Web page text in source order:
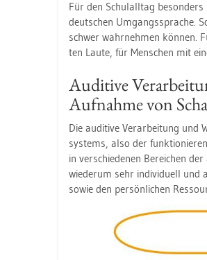
Für den Schul­all­tag
deut­schen Um­gangs­spra­che.
schwer wahr­neh­men kön­nen.
ten Laute, für Men­schen mit
Au­di­tive
Auf­nah­me von
Die au­di­tive Ver­ar­bei­tung und
sys­tems, also der
in ver­schie­de­nen Be­rei­chen
wie­der­um sehr in­di­vi­du­ell und
sowie den per­sön­li­chen